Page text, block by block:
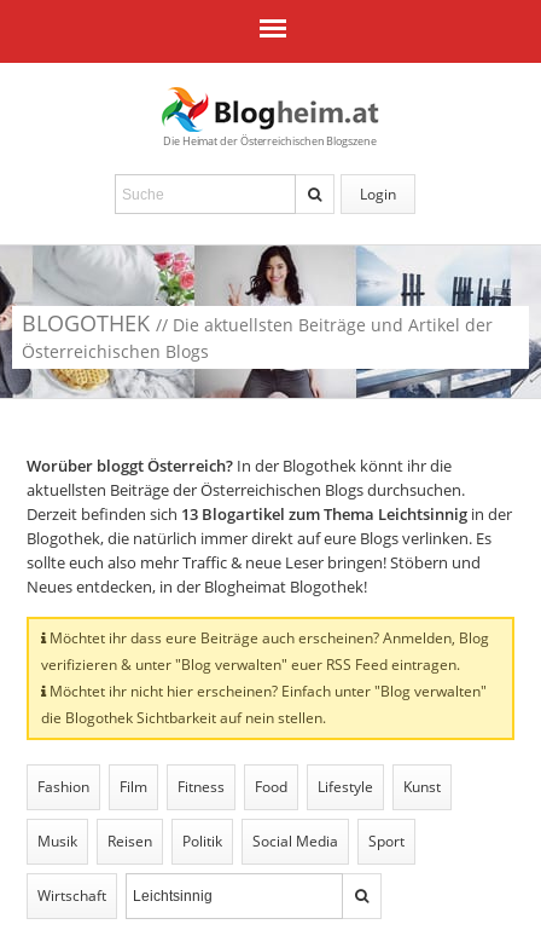
Die Heimat der Österreichischen Blogszene
Login
BLOGOTHEK // Die aktuellsten Beiträge und Artikel der
Österreichischen Blogs
Worüber bloggt Österreich? In der Blogothek könnt ihr die
aktuellsten Beiträge der Österreichischen Blogs durchsuchen.
Derzeit befinden sich 13 Blogartikel zum Thema Leichtsinnig in der
Blogothek, die natürlich immer direkt auf eure Blogs verlinken. Es
sollte euch also mehr Traffic & neue Leser bringen! Stöbern und
Neues entdecken, in der Blogheimat Blogothek!
Möchtet ihr dass eure Beiträge auch erscheinen? Anmelden, Blog
verifizieren & unter "Blog verwalten" euer RSS Feed eintragen.
Möchtet ihr nicht hier erscheinen? Einfach unter "Blog verwalten"
die Blogothek Sichtbarkeit auf nein stellen.
Fashion Film Fitness Food Lifestyle Kunst
Musik Reisen Politik Social Media Sport
Wirtschaft